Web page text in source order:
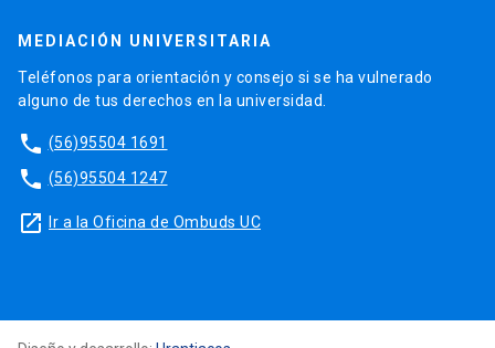
MEDIACIÓN UNIVERSITARIA
Teléfonos para orientación y consejo si se ha vulnerado
alguno de tus derechos en la universidad.
phone (56)95504 1691
phone (56)95504 1247
launch Ir a la Oficina de Ombuds UC